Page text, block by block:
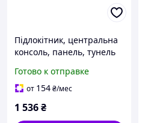
Підлокітник, центральна
консоль, панель, тунель
Фольксваген Гольф
Готово к отправке
от 154₴/мес
1 536₴